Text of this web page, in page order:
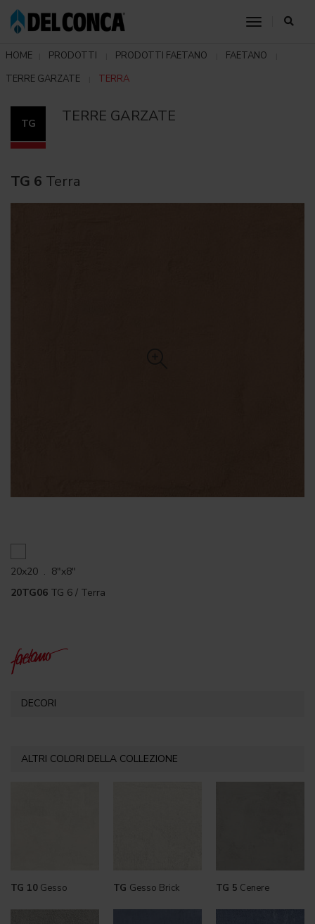
toggle
HOME PRODOTTI PRODOTTI FAETANO
FAETANO
TERRE GARZATE
TERRA
TG TERRE GARZATE
TG 6 Terra
20x20 . 8"x8"
20TG06 TG 6 / Terra
DECORI
ALTRI COLORI DELLA COLLEZIONE
TG 10 Gesso TG Gesso Brick TG 5 Cenere